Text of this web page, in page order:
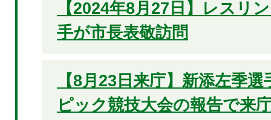
【2024年8月27日】レスリ
手が市長表敬訪問
【8月23日来庁】新添左季
ピック競技大会の報告で来